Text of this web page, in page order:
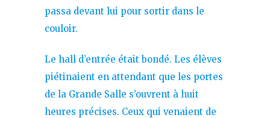
passa devant lui pour sortir dans le
couloir.
Le hall d’entrée était bondé. Les élèves
piétinaient en attendant que les portes
de la Grande Salle s’ouvrent à huit
heures précises. Ceux qui venaient de